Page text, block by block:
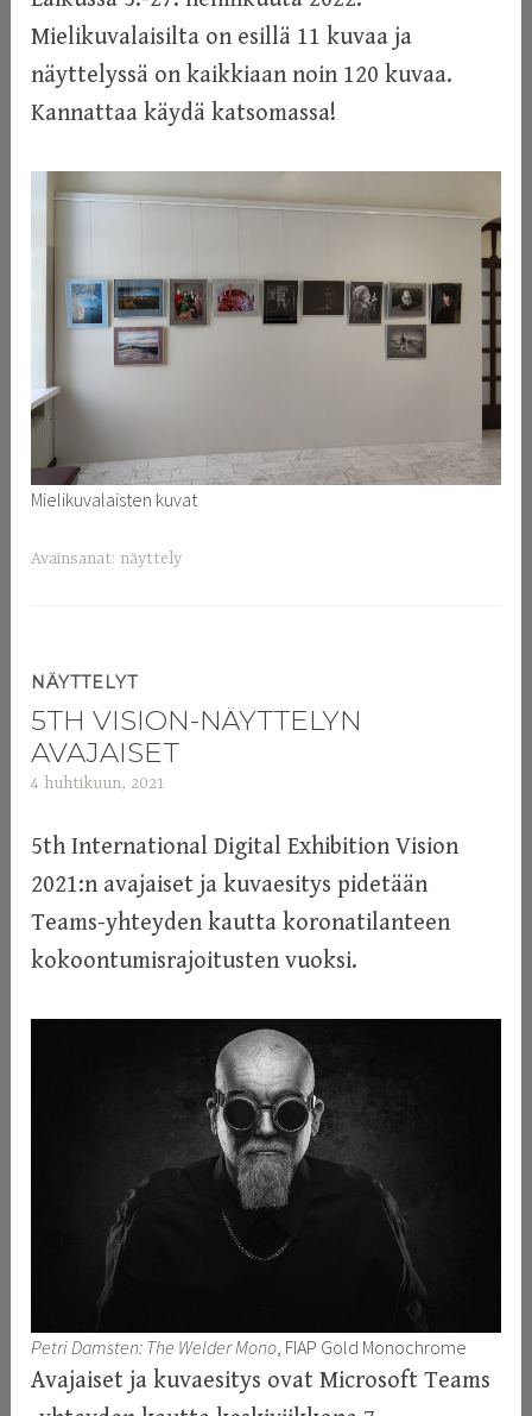
Mielikuvalaisilta on esillä 11 kuvaa ja
näyttelyssä on kaikkiaan noin 120 kuvaa.
Kannattaa käydä katsomassa!
Mielikuvalaisten kuvat
Avainsanat: näyttely
NÄYTTELYT
5TH VISION-NÄYTTELYN
AVAJAISET
4 huhtikuun, 2021
m
5th International Digital Exhibition Vision
2021:n avajaiset ja kuvaesitys pidetään
Teams-yhteyden kautta koronatilanteen
kokoontumisrajoitusten vuoksi.
Petri Damsten: The Welder Mono, FIAP Gold Monochrome
Avajaiset ja kuvaesitys ovat Microsoft Teams